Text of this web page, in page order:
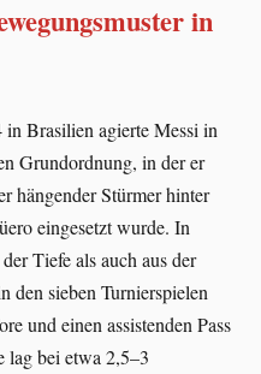
in
Brasilien agierte Messi in
Grundordnung, in der er
hängender Stürmer hinter
eingesetzt wurde. In
Tiefe als auch aus der
den sieben Turnierspielen
und einen assistenden Pass
lag bei etwa 2,5–3